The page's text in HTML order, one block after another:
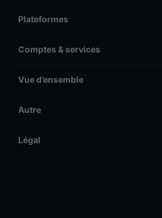
Plateformes
Comptes & services
Vue d’ensemble
Autre
Légal